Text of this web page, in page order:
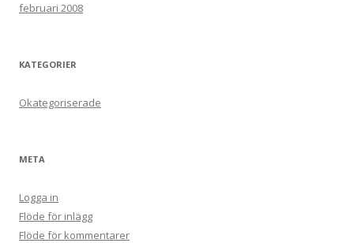
februari 2008
KATEGORIER
Okategoriserade
META
Logga in
Flöde för inlägg
Flöde för kommentarer